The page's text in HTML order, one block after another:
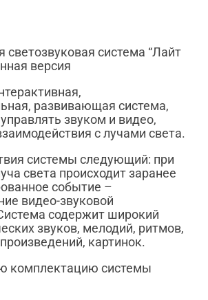
светозвуковая система “Лайт
версия
развивающая система,
звуком и видео,
с лучами света.
системы следующий: при
света происходит заранее
событие –
видео-звуковой
содержит широкий
звуков, мелодий, ритмов,
картинок.
комплектацию системы